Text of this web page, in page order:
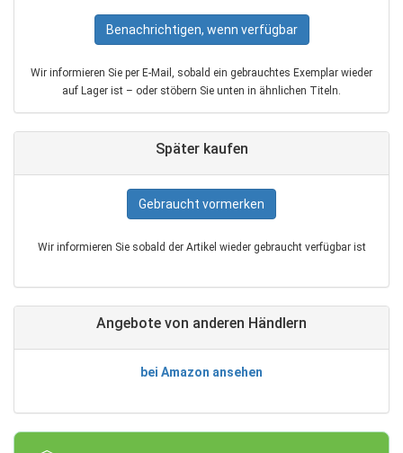
Benachrichtigen, wenn verfügbar
Wir informieren Sie per E‑Mail, sobald ein gebrauchtes Exemplar wieder
auf Lager ist – oder stöbern Sie unten in ähnlichen Titeln.
Später kaufen
Gebraucht vormerken
Wir informieren Sie sobald der Artikel wieder gebraucht verfügbar ist
Angebote von anderen Händlern
bei Amazon ansehen